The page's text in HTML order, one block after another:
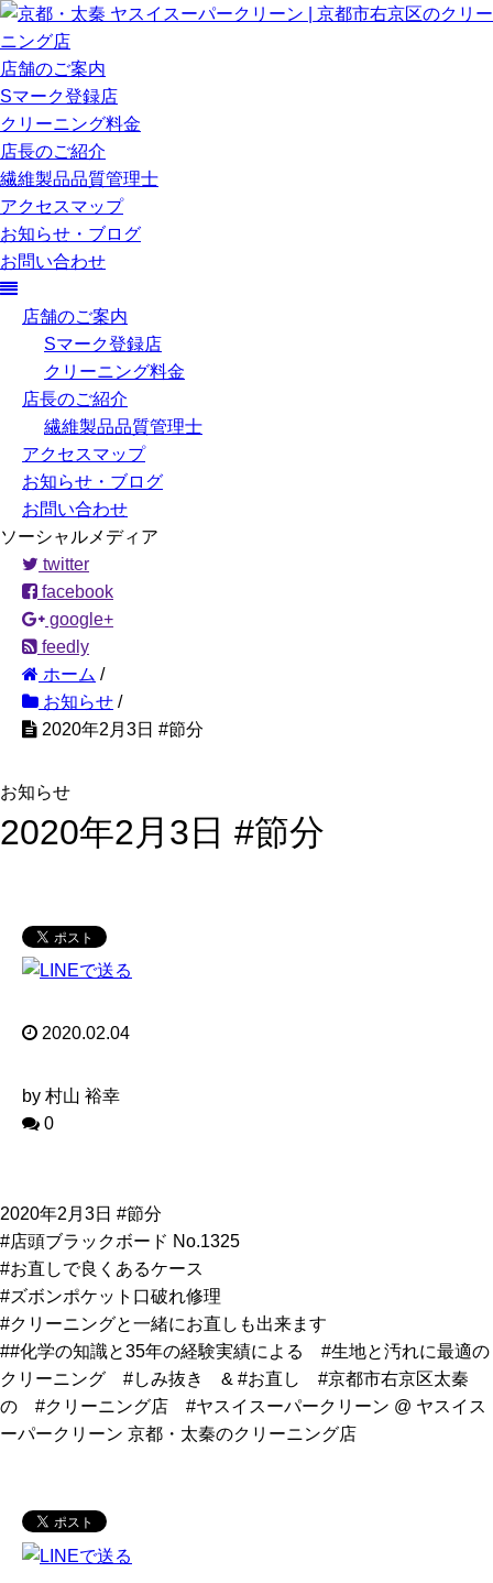
店舗のご案内
Sマーク登録店
クリーニング料金
店長のご紹介
繊維製品品質管理士
アクセスマップ
お知らせ・ブログ
お問い合わせ
店舗のご案内
Sマーク登録店
クリーニング料金
店長のご紹介
繊維製品品質管理士
アクセスマップ
お知らせ・ブログ
お問い合わせ
ソーシャルメディア
twitter
facebook
google+
feedly
ホーム /
お知らせ /
2020年2月3日 #節分
お知らせ
2020年2月3日 #節分
2020.02.04
by 村山 裕幸
0
2020年2月3日 #節分
#店頭ブラックボード No.1325
#お直しで良くあるケース
#ズボンポケット口破れ修理
#クリーニングと一緒にお直しも出来ます
##化学の知識と35年の経験実績による #生地と汚れに最適の
クリーニング #しみ抜き & #お直し #京都市右京区太秦
の #クリーニング店 #ヤスイスーパークリーン @ ヤスイス
ーパークリーン 京都・太秦のクリーニング店